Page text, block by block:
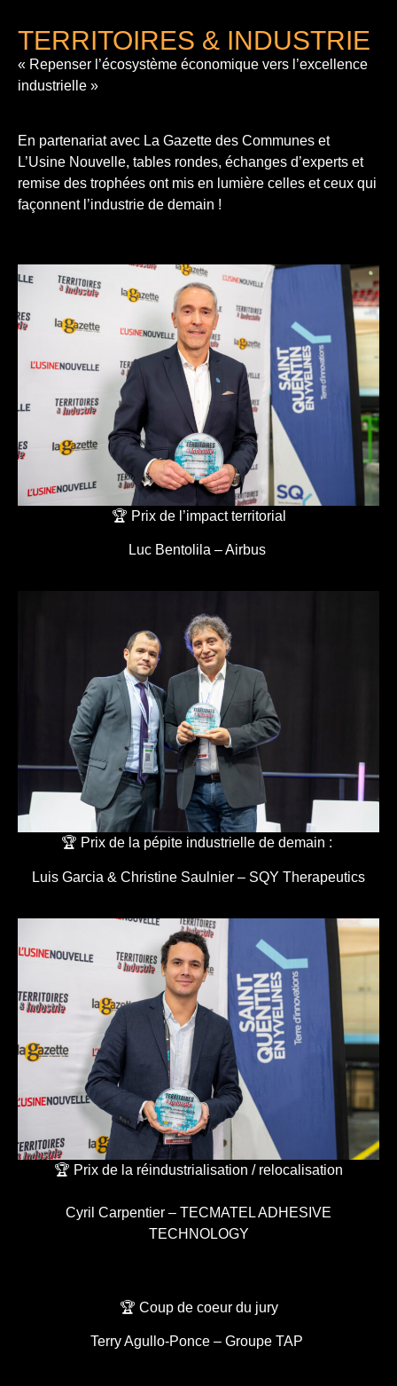
TERRITOIRES & INDUSTRIE
« Repenser l’écosystème économique vers l’excellence
industrielle »
En partenariat avec La Gazette des Communes et
L’Usine Nouvelle, tables rondes, échanges d’experts et
remise des trophées ont mis en lumière celles et ceux qui
façonnent l’industrie de demain !
🏆 Prix de l’impact territorial
Luc Bentolila – Airbus
🏆 Prix de la pépite industrielle de demain :
Luis Garcia & Christine Saulnier – SQY Therapeutics
🏆 Prix de la réindustrialisation / relocalisation
Cyril Carpentier – TECMATEL ADHESIVE
TECHNOLOGY
🏆 Coup de coeur du jury
Terry Agullo-Ponce – Groupe TAP